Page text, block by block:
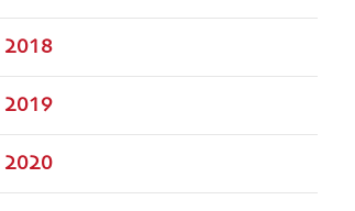
2018
2019
2020